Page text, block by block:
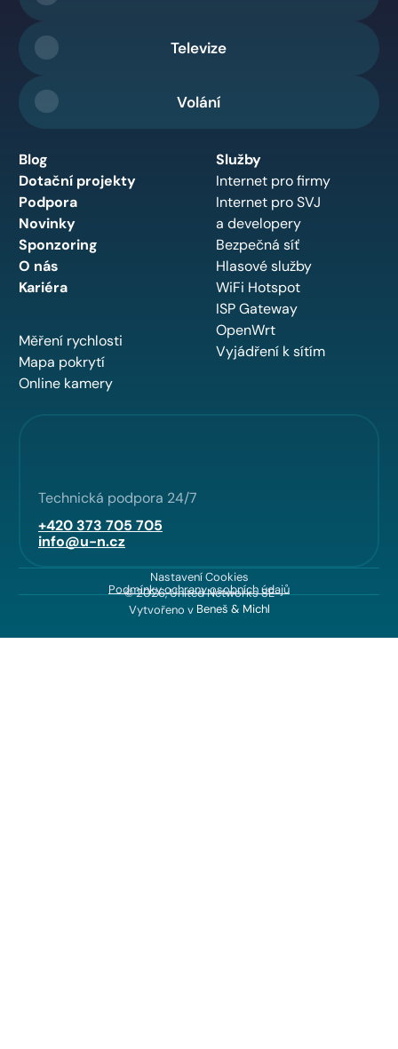
Televize
Volání
Blog
Dotační projekty
Podpora
Novinky
Sponzoring
O nás
Kariéra
Měření rychlosti
Mapa pokrytí
Online kamery
Služby
Internet pro firmy
Internet pro SVJ
a developery
Bezpečná síť
Hlasové služby
WiFi Hotspot
ISP Gateway
OpenWrt
Vyjádření k sítím
Technická podpora 24/7
+420 373 705 705
info@u-n.cz
Nastavení Cookies
Podmínky ochrany osobních údajů
© 2026, United Networks SE
Vytvořeno v Beneš & Michl